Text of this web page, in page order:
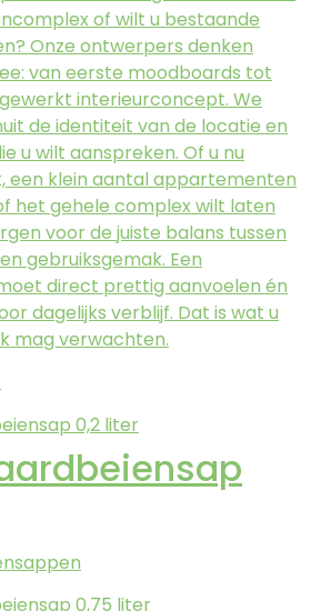
of wilt u bestaande
Onze ontwerpers denken
van eerste moodboards tot
interieurconcept. We
de identiteit van de locatie en
u wilt aanspreken. Of u nu
een klein aantal appartementen
het gehele complex wilt laten
voor de juiste balans tussen
gebruiksgemak. Een
direct prettig aanvoelen én
dagelijks verblijf. Dat is wat u
mag verwachten.